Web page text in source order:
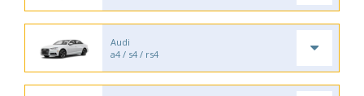
Audi
a4 / s4 / rs4